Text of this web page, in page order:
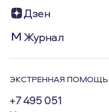
Дзен
Журнал
ЭКСТРЕННАЯ ПОМОЩЬ
+7 495 051